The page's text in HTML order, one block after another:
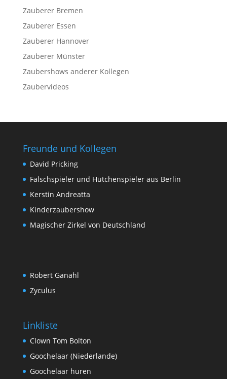
Zauberer Bremen
Zauberer Essen
Zauberer Hannover
Zauberer Münster
Zaubershows anderer Kollegen
Zaubervideos
Freunde und Kollegen
David Pricking
Falschspieler und Hütchenspieler aus Berlin
Kerstin Andreatta
Kinderzaubershow
Magischer Zirkel von Deutschland
Robert Ganahl
Zyculus
Linkliste
Clown Tom Bolton
Goochelaar (Niederlande)
Goochelaar huren